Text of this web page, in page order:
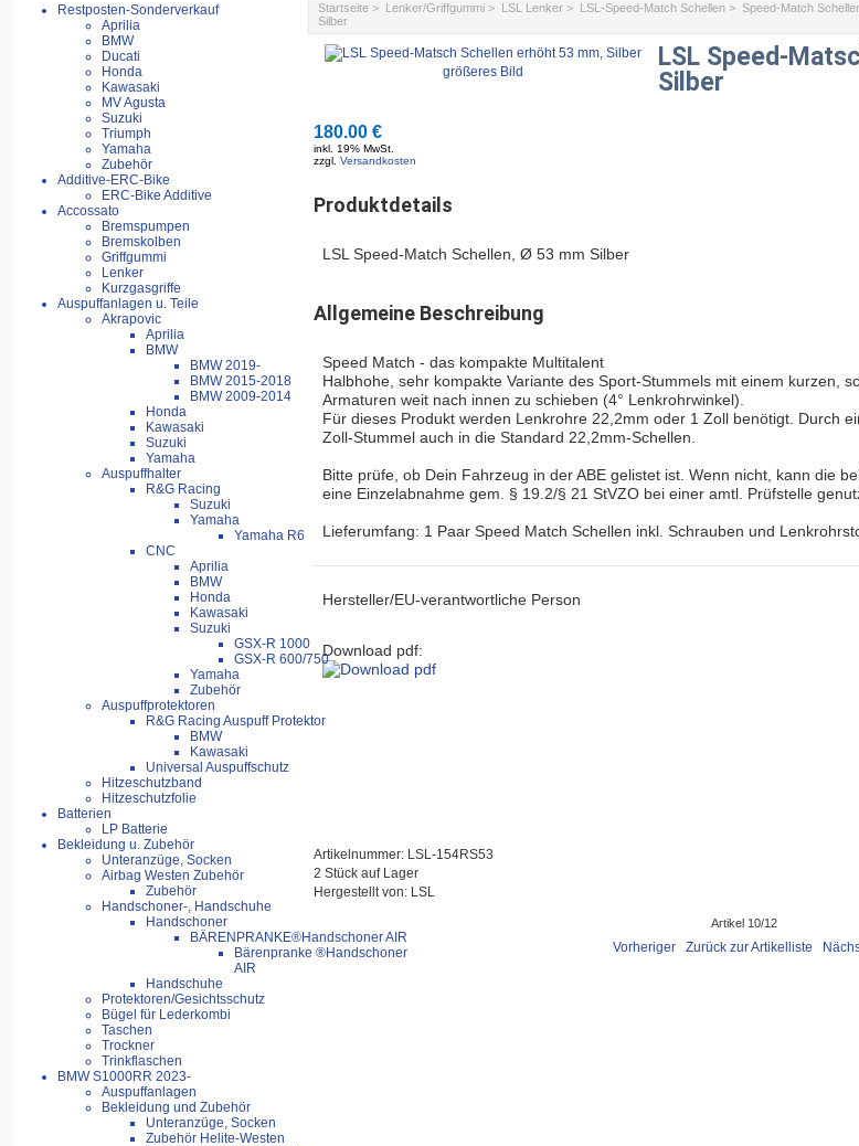
Restposten-Sonderverkauf
Aprilia
BMW
Ducati
Honda
Kawasaki
MV Agusta
Suzuki
Triumph
Yamaha
Zubehör
Additive-ERC-Bike
ERC-Bike Additive
Accossato
Bremspumpen
Bremskolben
Griffgummi
Lenker
Kurzgasgriffe
Auspuffanlagen u. Teile
Akrapovic
Aprilia
BMW
BMW 2019-
BMW 2015-2018
BMW 2009-2014
Honda
Kawasaki
Suzuki
Yamaha
Auspuffhalter
R&G Racing
Suzuki
Yamaha
Yamaha R6
CNC
Aprilia
BMW
Honda
Kawasaki
Suzuki
GSX-R 1000
GSX-R 600/750
Yamaha
Zubehör
Auspuffprotektoren
R&G Racing Auspuff Protektor
BMW
Kawasaki
Universal Auspuffschutz
Hitzeschutzband
Hitzeschutzfolie
Batterien
LP Batterie
Bekleidung u. Zubehör
Unteranzüge, Socken
Airbag Westen Zubehör
Zubehör
Handschoner-, Handschuhe
Handschoner
BÄRENPRANKE®Handschoner AIR
Bärenpranke ®Handschoner
AIR
Handschuhe
Protektoren/Gesichtsschutz
Bügel für Lederkombi
Taschen
Trockner
Trinkflaschen
BMW S1000RR 2023-
Auspuffanlagen
Bekleidung und Zubehör
Unteranzüge, Socken
Zubehör Helite-Westen
Startseite > Lenker/Griffgummi > LSL Lenker > LSL-Speed-Match Schellen >Speed-Match
Silber
größeres Bild
LSL Speed-
Silber
180.00 €
inkl. 19% MwSt.
zzgl.Versandkosten
Produktdetails
LSL Speed-Match Schellen, Ø 53 mm Silber
Allgemeine Beschreibung
Speed Match - das kompakte Multitalent
Halbhohe, sehr kompakte Variante des Sport-Stummels mit einem kurzen,
Armaturen weit nach innen zu schieben (4° Lenkrohrwinkel).
Für dieses Produkt werden Lenkrohre 22,2mm oder 1 Zoll benötigt. Durch
Zoll-Stummel auch in die Standard 22,2mm-Schellen.
Bitte prüfe, ob Dein Fahrzeug in der ABE gelistet ist. Wenn nicht, kann die
eine Einzelabnahme gem. § 19.2/§ 21 StVZO bei einer amtl. Prüfstelle
Lieferumfang: 1 Paar Speed Match Schellen inkl. Schrauben und
Hersteller/EU-verantwortliche Person
Download pdf:
Artikelnummer: LSL-154RS53
2 Stück auf Lager
Hergestellt von: LSL
Artikel 10/12
Vorheriger Zurück zur Artikelliste